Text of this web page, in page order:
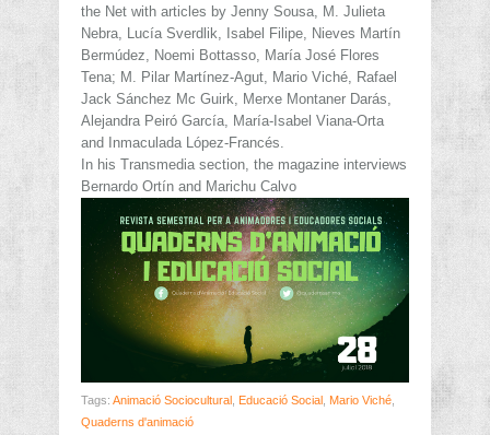
the Net with articles by Jenny Sousa, M. Julieta
Nebra, Lucía Sverdlik, Isabel Filipe, Nieves Martín
Bermúdez, Noemi Bottasso, María José Flores
Tena; M. Pilar Martínez-Agut, Mario Viché, Rafael
Jack Sánchez Mc Guirk, Merxe Montaner Darás,
Alejandra Peiró García, María-Isabel Viana-Orta
and Inmaculada López-Francés.
In his Transmedia section, the magazine interviews
Bernardo Ortín and Marichu Calvo
Tags: Animació Sociocultural Educació Social Mario Viché
Quaderns d'animació